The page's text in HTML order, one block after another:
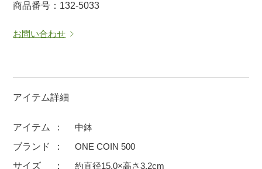
そば千代口
徳利・盃 徳利
そば徳利
箸・カトラリー
子供食器
商品番号：132-5033
お問い合わせ
アイテム詳細
アイテム
中鉢
ブランド
ONE COIN 500
サイズ
約直径15.0×高さ3.2cm